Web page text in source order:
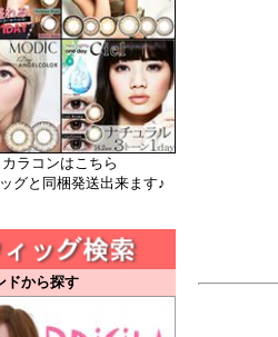
カラコンはこちら
グと同梱発送出来ます♪
ドから探す